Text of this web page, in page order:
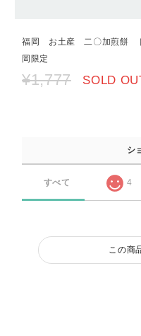
福岡 お土産 二〇加煎餅
岡限定
¥1,777 SOLD
シ
すべて 4
この商